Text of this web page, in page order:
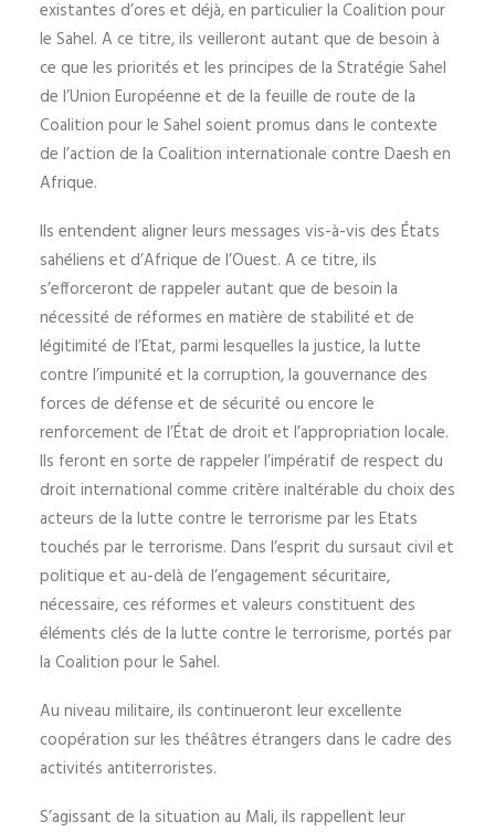
existantes d’ores et déjà, en particulier la Coalition pour
le Sahel. A ce titre, ils veilleront autant que de besoin à
ce que les priorités et les principes de la Stratégie Sahel
de l’Union Européenne et de la feuille de route de la
Coalition pour le Sahel soient promus dans le contexte
de l’action de la Coalition internationale contre Daesh en
Afrique.
Ils entendent aligner leurs messages vis-à-vis des États
sahéliens et d’Afrique de l’Ouest. A ce titre, ils
s’efforceront de rappeler autant que de besoin la
nécessité de réformes en matière de stabilité et de
légitimité de l’Etat, parmi lesquelles la justice, la lutte
contre l’impunité et la corruption, la gouvernance des
forces de défense et de sécurité ou encore le
renforcement de l’État de droit et l’appropriation locale.
Ils feront en sorte de rappeler l’impératif de respect du
droit international comme critère inaltérable du choix des
acteurs de la lutte contre le terrorisme par les Etats
touchés par le terrorisme. Dans l’esprit du sursaut civil et
politique et au-delà de l’engagement sécuritaire,
nécessaire, ces réformes et valeurs constituent des
éléments clés de la lutte contre le terrorisme, portés par
la Coalition pour le Sahel.
Au niveau militaire, ils continueront leur excellente
coopération sur les théâtres étrangers dans le cadre des
activités antiterroristes.
S’agissant de la situation au Mali, ils rappellent leur